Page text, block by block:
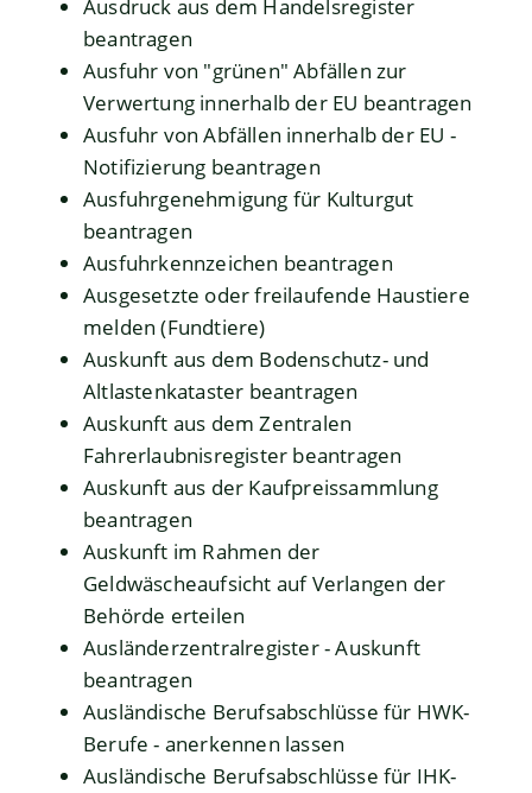
Ausdruck aus dem Handelsregister
beantragen
Ausfuhr von "grünen" Abfällen zur
Verwertung innerhalb der EU beantragen
Ausfuhr von Abfällen innerhalb der EU -
Notifizierung beantragen
Ausfuhrgenehmigung für Kulturgut
beantragen
Ausfuhrkennzeichen beantragen
Ausgesetzte oder freilaufende Haustiere
melden (Fundtiere)
Auskunft aus dem Bodenschutz- und
Altlastenkataster beantragen
Auskunft aus dem Zentralen
Fahrerlaubnisregister beantragen
Auskunft aus der Kaufpreissammlung
beantragen
Auskunft im Rahmen der
Geldwäscheaufsicht auf Verlangen der
Behörde erteilen
Ausländerzentralregister - Auskunft
beantragen
Ausländische Berufsabschlüsse für HWK-
Berufe - anerkennen lassen
Ausländische Berufsabschlüsse für IHK-